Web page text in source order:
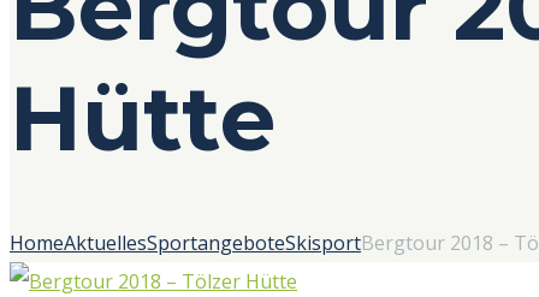
Hütte
HomeAktuellesSportangeboteSkisportBergtour 2018 –